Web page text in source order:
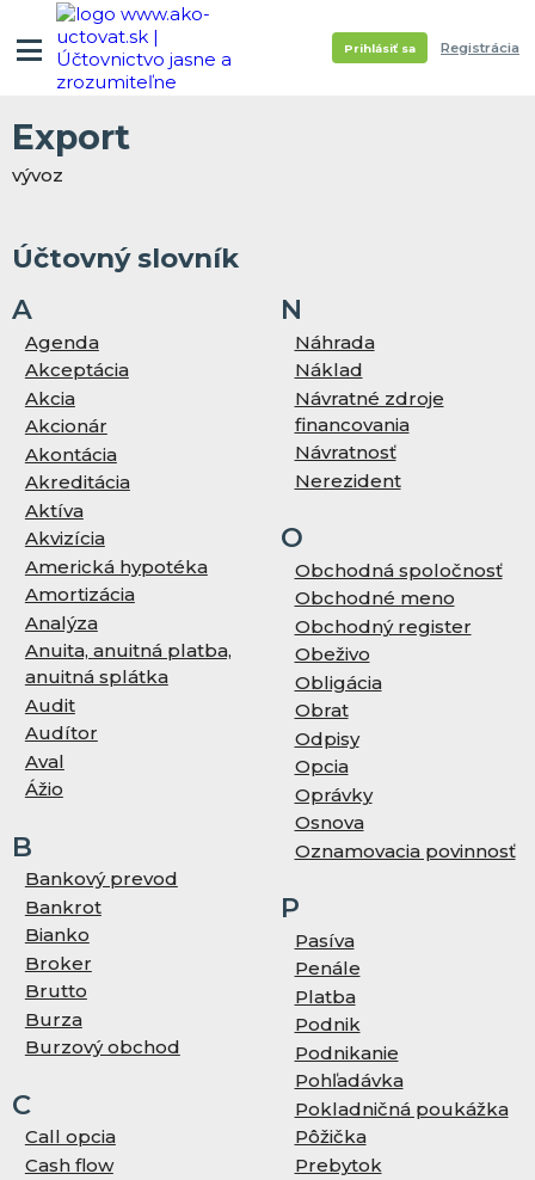
Prihlásiť sa Registrácia
Export
vývoz
Účtovný slovník
A
Agenda
Akceptácia
Akcia
Akcionár
Akontácia
Akreditácia
Aktíva
Akvizícia
Americká hypotéka
Amortizácia
Analýza
Anuita, anuitná platba,
anuitná splátka
Audit
Audítor
Aval
Ážio
B
Bankový prevod
Bankrot
Bianko
Broker
Brutto
Burza
Burzový obchod
C
Call opcia
Cash flow
N
Náhrada
Náklad
Návratné zdroje
financovania
Návratnosť
Nerezident
O
Obchodná spoločnosť
Obchodné meno
Obchodný register
Obeživo
Obligácia
Obrat
Odpisy
Opcia
Oprávky
Osnova
Oznamovacia povinnosť
P
Pasíva
Penále
Platba
Podnik
Podnikanie
Pohľadávka
Pokladničná poukážka
Pôžička
Prebytok